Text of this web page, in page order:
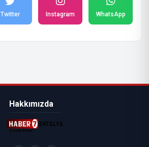
Twitter Instagram WhatsApp
Hakkımızda